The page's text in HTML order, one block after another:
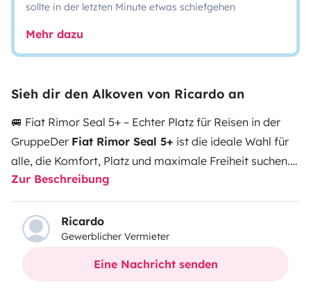
sollte in der letzten Minute etwas schiefgehen
Mehr dazu
Sieh dir den Alkoven von Ricardo an
🚐 Fiat Rimor Seal 5+ – Echter Platz für Reisen in der
GruppeDer Fiat Rimor Seal 5+ ist die ideale Wahl für
alle, die Komfort, Platz und maximale Freiheit suchen.
Perfekt für Familien oder Gruppen, die mit bis zu 6
Personen bequem reisen möchten.👨‍👩‍👧‍👦 Bis zu 6
Fahr- und Schlafplätze
Mitreisenden.🛏️ Großes Alkovenbett + umbaubare
Das Alkovenbett sorgt für optimale
Zur Beschreibung
Ricardo
Gewerblicher Vermieter
Eine Nachricht senden